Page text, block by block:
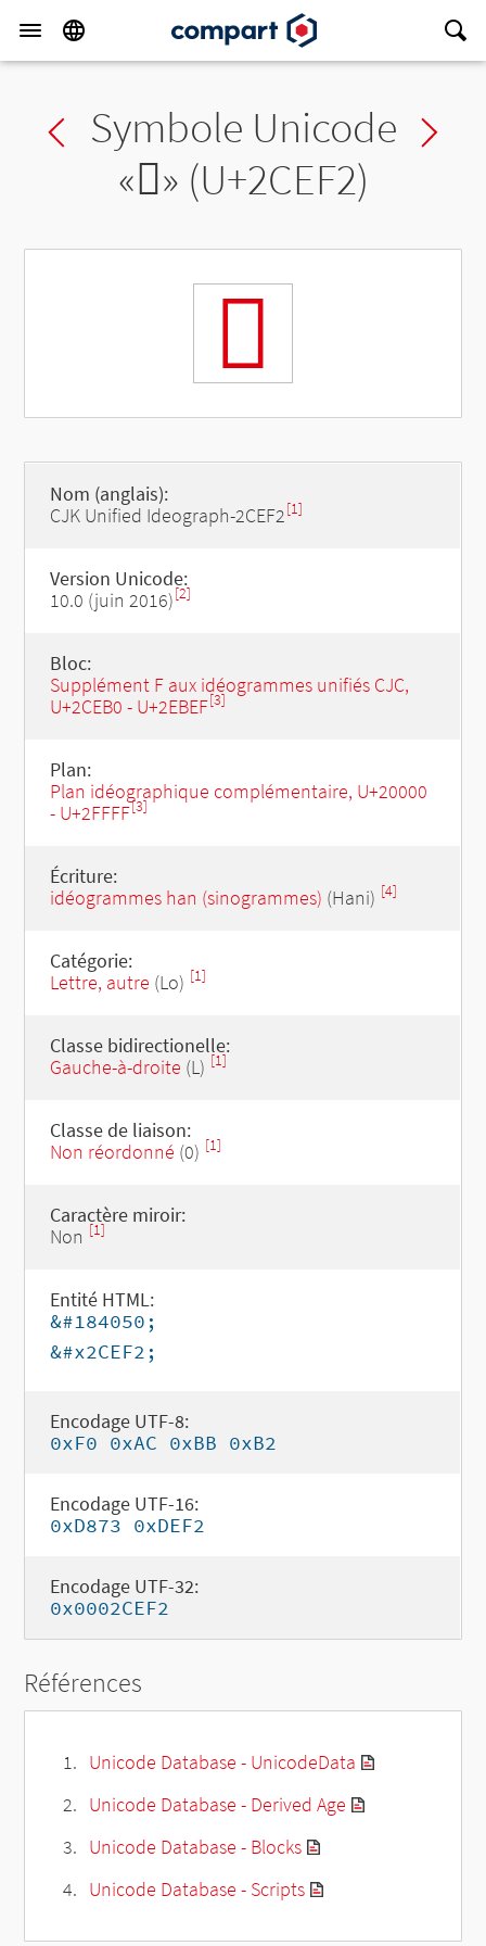
Previous char
Symbole Unicode
«𬻲» (U+2CEF2)
𬻲
Nom (anglais):
CJK Unified Ideograph-2CEF2[1]
Version Unicode:
10.0 (juin 2016)[2]
Bloc:
Supplément F aux idéogrammes unifiés CJC,
U+2CEB0 - U+2EBEF[3]
Plan:
Plan idéographique complémentaire, U+20000
- U+2FFFF[3]
Écriture:
idéogrammes han (sinogrammes) (Hani) [4]
Catégorie:
Lettre, autre (Lo) [1]
Classe bidirectionelle:
Gauche-à-droite (L) [1]
Classe de liaison:
Non réordonné (0) [1]
Caractère miroir:
Non [1]
Entité HTML:
&#184050;
&#x2CEF2;
Encodage UTF-8:
0xF0 0xAC 0xBB 0xB2
Encodage UTF-16:
0xD873 0xDEF2
Encodage UTF-32:
0x0002CEF2
Références
Unicode Database - UnicodeData
Unicode Database - Derived Age
Unicode Database - Blocks
Unicode Database - Scripts